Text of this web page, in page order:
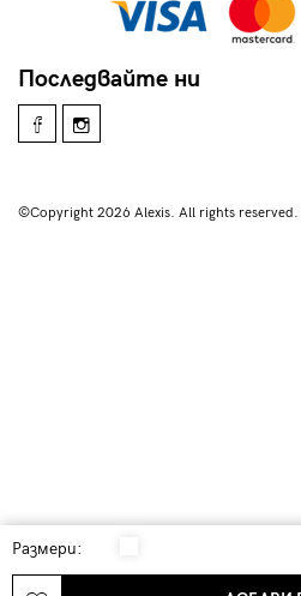
Размери:
Последвайте ни
©Copyright 2026 Alexis. All rights reserved.